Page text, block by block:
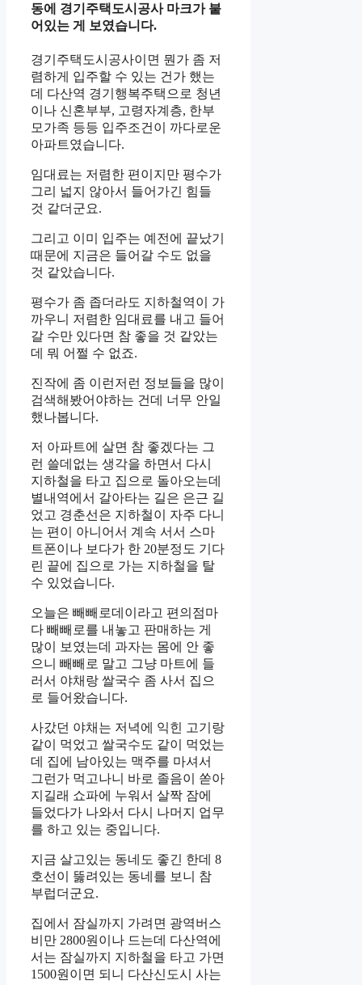
동에 경기주택도시공사 마크가 붙
어있는 게 보였습니다.
경기주택도시공사이면 뭔가 좀 저
렴하게 입주할 수 있는 건가 했는
데 다산역 경기행복주택으로 청년
이나 신혼부부, 고령자계층, 한부
모가족 등등 입주조건이 까다로운
아파트였습니다.
임대료는 저렴한 편이지만 평수가
그리 넓지 않아서 들어가긴 힘들
것 같더군요.
그리고 이미 입주는 예전에 끝났기
때문에 지금은 들어갈 수도 없을
것 같았습니다.
평수가 좀 좁더라도 지하철역이 가
까우니 저렴한 임대료를 내고 들어
갈 수만 있다면 참 좋을 것 같았는
데 뭐 어쩔 수 없죠.
진작에 좀 이런저런 정보들을 많이
검색해봤어야하는 건데 너무 안일
했나봅니다.
저 아파트에 살면 참 좋겠다는 그
런 쓸데없는 생각을 하면서 다시
지하철을 타고 집으로 돌아오는데
별내역에서 갈아타는 길은 은근 길
었고 경춘선은 지하철이 자주 다니
는 편이 아니어서 계속 서서 스마
트폰이나 보다가 한 20분정도 기다
린 끝에 집으로 가는 지하철을 탈
수 있었습니다.
오늘은 빼빼로데이라고 편의점마
다 빼빼로를 내놓고 판매하는 게
많이 보였는데 과자는 몸에 안 좋
으니 빼빼로 말고 그냥 마트에 들
러서 야채랑 쌀국수 좀 사서 집으
로 들어왔습니다.
사갔던 야채는 저녁에 익힌 고기랑
같이 먹었고 쌀국수도 같이 먹었는
데 집에 남아있는 맥주를 마셔서
그런가 먹고나니 바로 졸음이 쏟아
지길래 쇼파에 누워서 살짝 잠에
들었다가 나와서 다시 나머지 업무
를 하고 있는 중입니다.
지금 살고있는 동네도 좋긴 한데 8
호선이 뚫려있는 동네를 보니 참
부럽더군요.
집에서 잠실까지 가려면 광역버스
비만 2800원이나 드는데 다산역에
서는 잠실까지 지하철을 타고 가면
1500원이면 되니 다산신도시 사는